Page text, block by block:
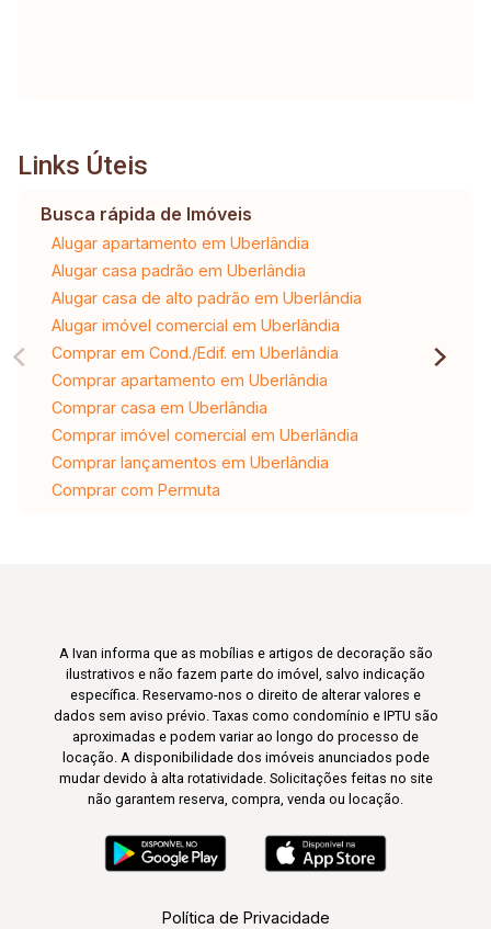
Links Úteis
Busca rápida de Imóveis
Alugar apartamento em Uberlândia
Alugar casa padrão em Uberlândia
Alugar casa de alto padrão em Uberlândia
Alugar imóvel comercial em Uberlândia
Comprar em Cond./Edif. em Uberlândia
Comprar apartamento em Uberlândia
Comprar casa em Uberlândia
Comprar imóvel comercial em Uberlândia
Comprar lançamentos em Uberlândia
Comprar com Permuta
A Ivan informa que as mobílias e artigos de decoração são
ilustrativos e não fazem parte do imóvel, salvo indicação
específica. Reservamo-nos o direito de alterar valores e
dados sem aviso prévio. Taxas como condomínio e IPTU são
aproximadas e podem variar ao longo do processo de
locação. A disponibilidade dos imóveis anunciados pode
mudar devido à alta rotatividade. Solicitações feitas no site
não garantem reserva, compra, venda ou locação.
Política de Privacidade